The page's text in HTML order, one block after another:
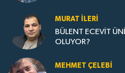
MURAT İLERI
BÜLENT ECEVİT
OLUYOR?
MEHMET ÇELEBI